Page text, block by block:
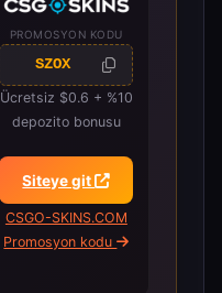
PROMOSYON KODU
SZOX
Ücretsiz $0.6 + %10
depozito bonusu
Siteye git
CSGO-SKINS.COM
Promosyon kodu